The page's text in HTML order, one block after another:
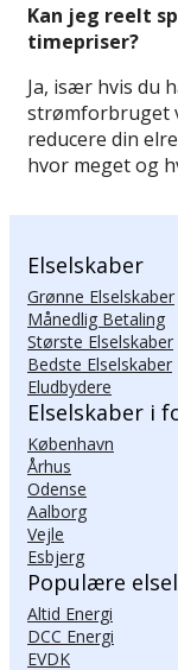
Kan jeg reelt
timepriser?
Ja, især hvis du
strømforbruget
reducere din
hvor meget og
Elselskaber
Grønne Elselskaber
Månedlig Betaling
Største Elselskaber
Bedste Elselskaber
Eludbydere
Elselskaber i
København
Århus
Odense
Aalborg
Vejle
Esbjerg
Populære
Altid Energi
DCC Energi
EVDK